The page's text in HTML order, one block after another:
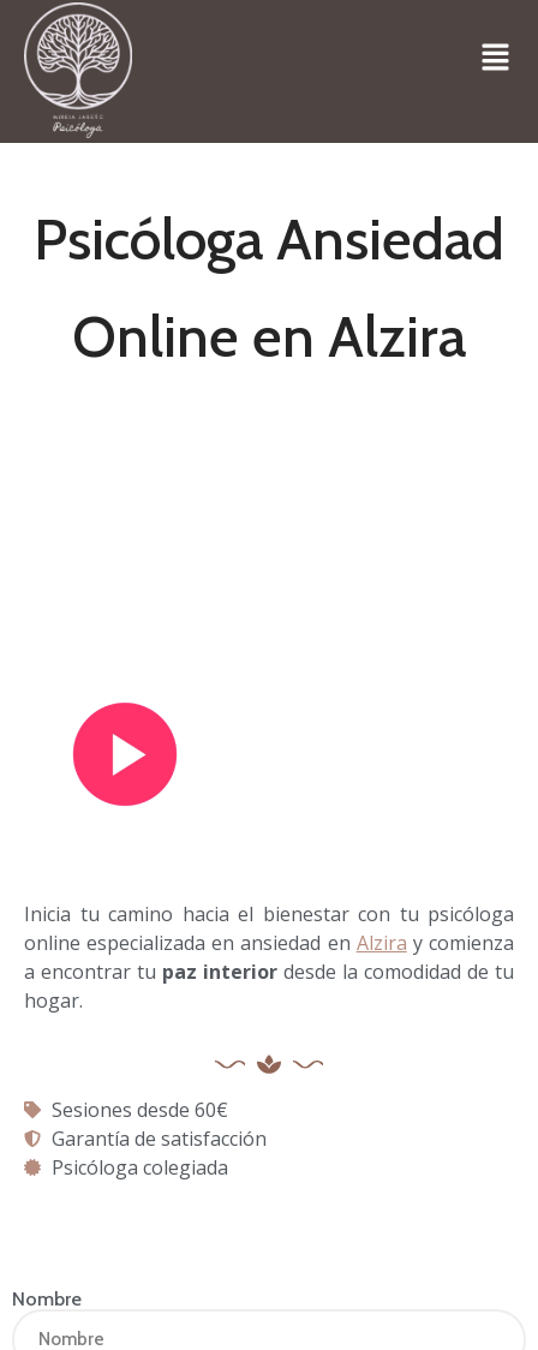
Psicóloga Ansiedad
Online en Alzira
Inicia tu camino hacia el bienestar con tu psicóloga
online especializada en ansiedad en Alzira y comienza
a encontrar tu paz interior desde la comodidad de tu
hogar.
Sesiones desde 60€
Garantía de satisfacción
Psicóloga colegiada
Nombre